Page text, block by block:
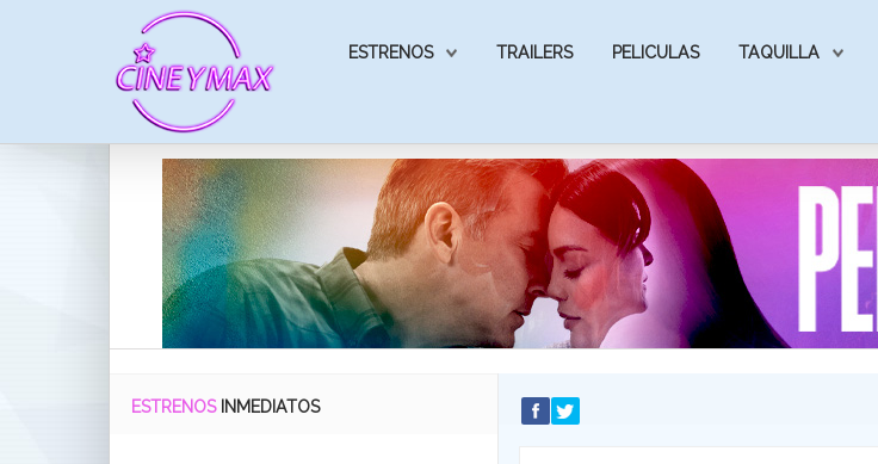
ESTRENOS TRAILERS PELICULAS TAQUILLA
ESTRENOS INMEDIATOS